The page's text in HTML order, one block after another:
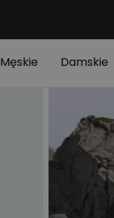
Męskie Damskie